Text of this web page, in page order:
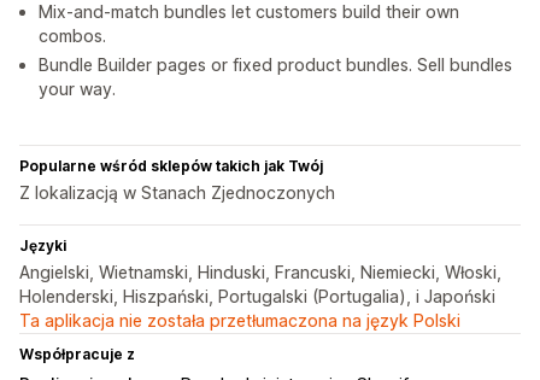
Mix-and-match bundles let customers build their own
combos.
Bundle Builder pages or fixed product bundles. Sell bundles
your way.
Popularne wśród sklepów takich jak Twój
Z lokalizacją w Stanach Zjednoczonych
Języki
Angielski, Wietnamski, Hinduski, Francuski, Niemiecki, Włoski,
Holenderski, Hiszpański, Portugalski (Portugalia), i Japoński
Ta aplikacja nie została przetłumaczona na język Polski
Współpracuje z